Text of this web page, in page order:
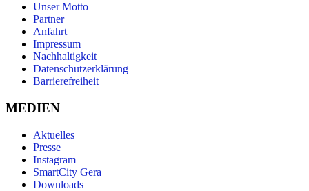
Unser Motto
Partner
Anfahrt
Impressum
Nachhaltigkeit
Datenschutzerklärung
Barrierefreiheit
MEDIEN
Aktuelles
Presse
Instagram
SmartCity Gera
Downloads